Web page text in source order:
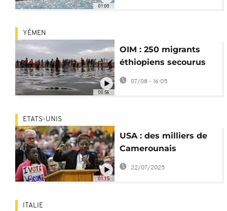
01:00
00:56
YÉMEN
OIM : 250 migrants
éthiopiens secourus
au large du Yémen
07/08 - 16:05
01:15
ETATS-UNIS
USA : des milliers de
Camerounais
désormais menacés
d'expulsions
22/07/2025
ITALIE